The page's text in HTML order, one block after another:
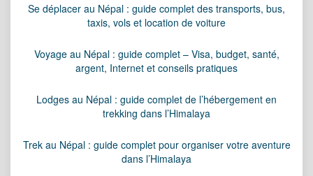
Se déplacer au Népal : guide complet des transports, bus,
taxis, vols et location de voiture
Voyage au Népal : guide complet – Visa, budget, santé,
argent, Internet et conseils pratiques
Lodges au Népal : guide complet de l’hébergement en
trekking dans l’Himalaya
Trek au Népal : guide complet pour organiser votre aventure
dans l’Himalaya